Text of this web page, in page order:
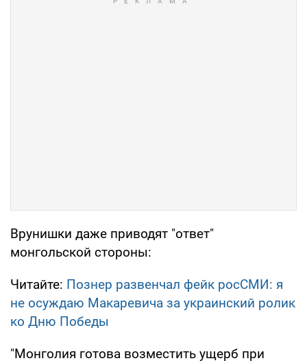
Врунишки даже приводят "ответ"
монгольской стороны:
Читайте: Познер развенчал фейк росСМИ: я
не осуждаю Макаревича за украинский ролик
ко Дню Победы
"Монголия готова возместить ущерб при